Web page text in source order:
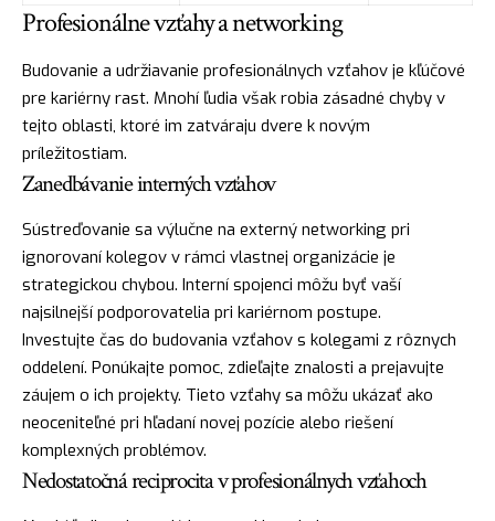
Profesionálne vzťahy a networking
Budovanie a udržiavanie profesionálnych vzťahov je kľúčové
pre kariérny rast. Mnohí ľudia však robia zásadné chyby v
tejto oblasti, ktoré im zatváraju dvere k novým
príležitostiam.
Zanedbávanie interných vzťahov
Sústreďovanie sa výlučne na externý networking pri
ignorovaní kolegov v rámci vlastnej organizácie je
strategickou chybou. Interní spojenci môžu byť vaší
najsilnejší podporovatelia pri kariérnom postupe.
Investujte čas do budovania vzťahov s kolegami z rôznych
oddelení. Ponúkajte pomoc, zdieľajte znalosti a prejavujte
záujem o ich projekty. Tieto vzťahy sa môžu ukázať ako
neoceniteľné pri hľadaní novej pozície alebo riešení
komplexných problémov.
Nedostatočná reciprocita v profesionálnych vzťahoch